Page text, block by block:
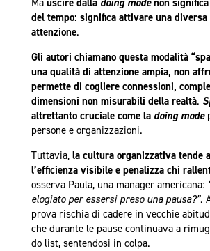
Ma uscire dalla doing modenon
del tempo: significa attivare una
attenzione.
Gli autori chiamano questa modalità
una qualità di attenzione ampia, non
permette di cogliere connessioni,
dimensioni non misurabili della realtà.
altrettanto cruciale come la doing mode
persone e organizzazioni.
Tuttavia, la cultura organizzativa tende
l’efficienza visibile e penalizza chi
osserva Paula, una manager americana:
elogiato per essersi preso una pausa?”.
prova rischia di cadere in vecchie
che durante le pause continuava a
do list, sentendosi in colpa.